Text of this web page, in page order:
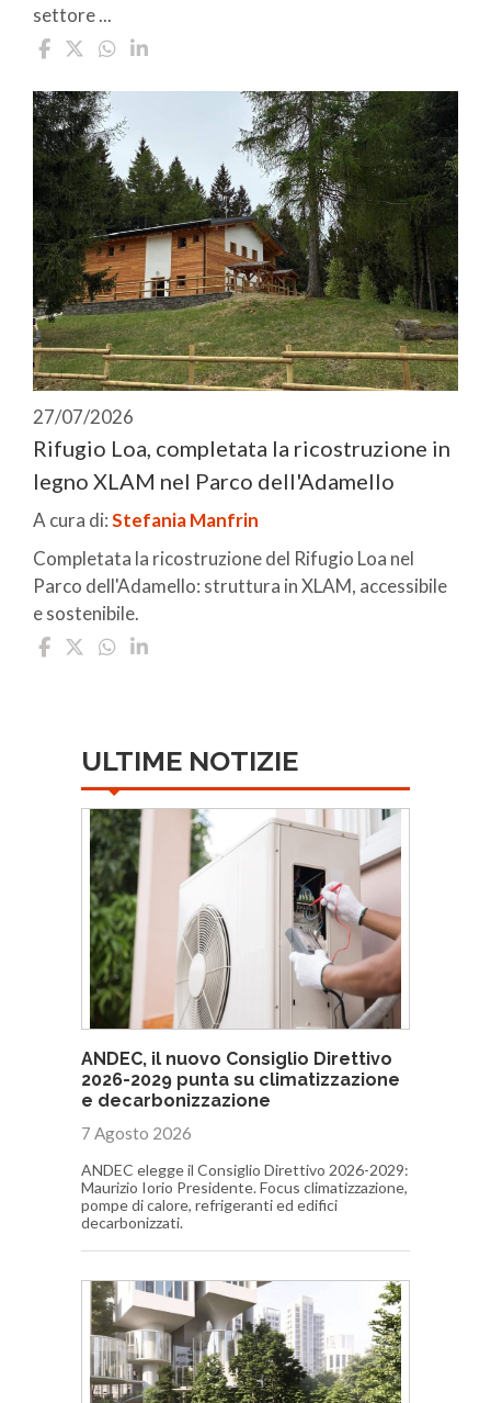
settore ...
27/07/2026
Rifugio Loa, completata la ricostruzione in
legno XLAM nel Parco dell'Adamello
A cura di:Stefania Manfrin
Completata la ricostruzione del Rifugio Loa nel
Parco dell'Adamello: struttura in XLAM, accessibile
e sostenibile.
ULTIME NOTIZIE
ANDEC, il nuovo Consiglio Direttivo
2026-2029 punta su climatizzazione
e decarbonizzazione
7 Agosto 2026
ANDEC elegge il Consiglio Direttivo 2026-2029:
Maurizio Iorio Presidente. Focus climatizzazione,
pompe di calore, refrigeranti ed edifici
decarbonizzati.